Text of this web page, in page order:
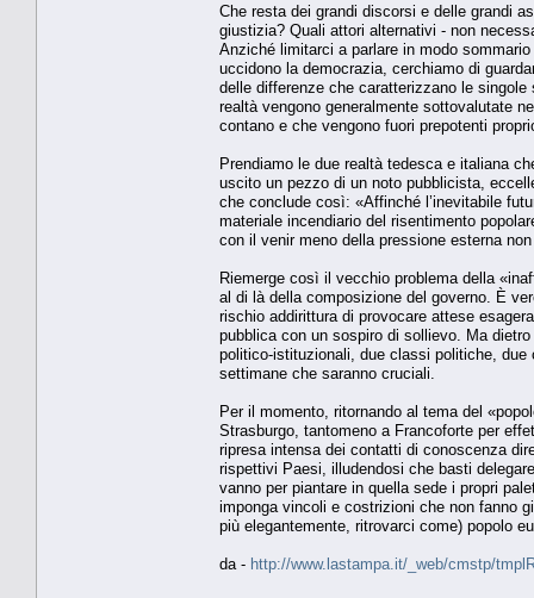
Che resta dei grandi discorsi e delle grandi
giustizia? Quali attori alternativi - non
Anziché limitarci a parlare in modo
uccidono la democrazia, cerchiamo di
delle differenze che caratterizzano le
realtà vengono generalmente sottovalutate
contano e che vengono fuori prepotenti
Prendiamo le due realtà tedesca e italiana
uscito un pezzo di un noto pubblicista,
che conclude così: «Affinché l’inevitabile
materiale incendiario del risentimento
con il venir meno della pressione esterna
Riemerge così il vecchio problema della
al di là della composizione del governo. È
rischio addirittura di provocare attese
pubblica con un sospiro di sollievo. Ma
politico-istituzionali, due classi politiche,
settimane che saranno cruciali.
Per il momento, ritornando al tema del
Strasburgo, tantomeno a Francoforte per
ripresa intensa dei contatti di conoscenza
rispettivi Paesi, illudendosi che basti
vanno per piantare in quella sede i propri
imponga vincoli e costrizioni che non fanno
più elegantemente, ritrovarci come) popolo
da - http://www.lastampa.it/_web/cmstp/